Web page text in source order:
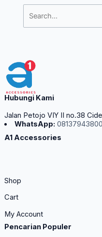
Hubungi Kami
Jalan Petojo VIY II no.38
WhatsApp:
A1 Accessories
Shop
Cart
My Account
Pencarian Populer